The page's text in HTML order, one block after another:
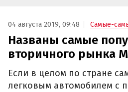
04 августа 2019, 09:48 Самые-
Названы самые
вторичного рынка
Если в целом по стране
легковым автомобилем с